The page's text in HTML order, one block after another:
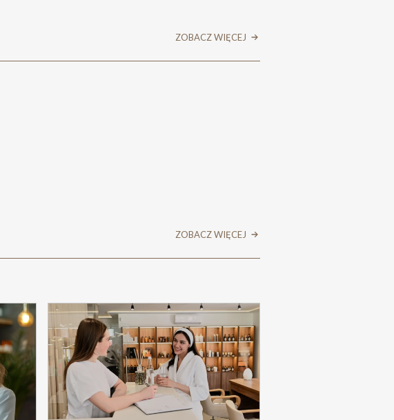
ZOBACZ WIĘCEJ
ZOBACZ WIĘCEJ